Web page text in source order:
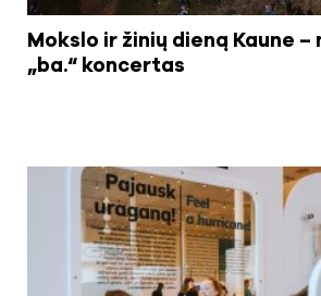
Mokslo ir žinių dieną Kaune –
„ba.“ koncertas